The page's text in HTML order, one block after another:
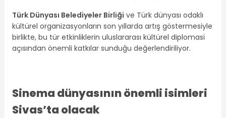
Türk Dünyası Belediyeler Birliği ve Türk dünyası odaklı
kültürel organizasyonların son yıllarda artış göstermesiyle
birlikte, bu tür etkinliklerin uluslararası kültürel diplomasi
açısından önemli katkılar sunduğu değerlendiriliyor.
Sinema dünyasının önemli isimleri
Sivas’ta olacak